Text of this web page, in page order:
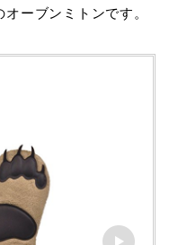
ーブンミトンです。